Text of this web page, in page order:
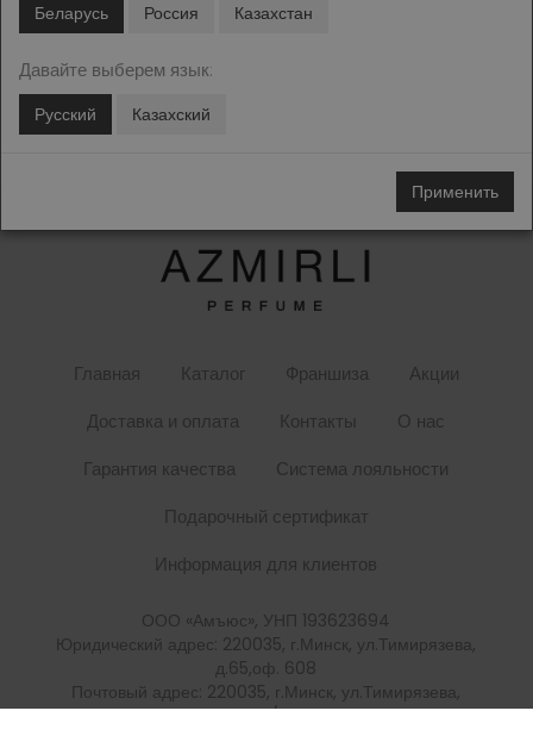
1 2 ... 6
Главная Каталог Франшиза
Акции
Доставка и оплата
Контакты
О нас
Гарантия качества
Система лояльности
Подарочный сертификат
Информация для клиентов
ООО «Амъюс», УНП 193623694
Юридический адрес: 220035, г.Минск, ул.Тимирязева,
д.65,оф. 608
Почтовый адрес: 220035, г.Минск, ул.Тимирязева,
д.65, п/я 68
Беларусь Россия Казахстан
Давайте выберем язык:
Русский Казахский
Применить